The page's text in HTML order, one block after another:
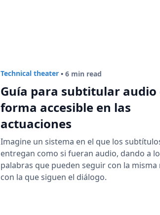
Technical theater • 6 min read
Guía para subtitular audio
forma accesible en las
actuaciones
Imagine un sistema en el que los
entregan como si fueran audio, dando a
palabras que pueden seguir con la
con la que siguen el diálogo.